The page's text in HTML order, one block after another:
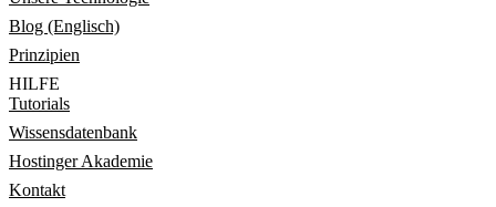
Blog (Englisch)
Prinzipien
HILFE
Tutorials
Wissensdatenbank
Hostinger Akademie
Kontakt